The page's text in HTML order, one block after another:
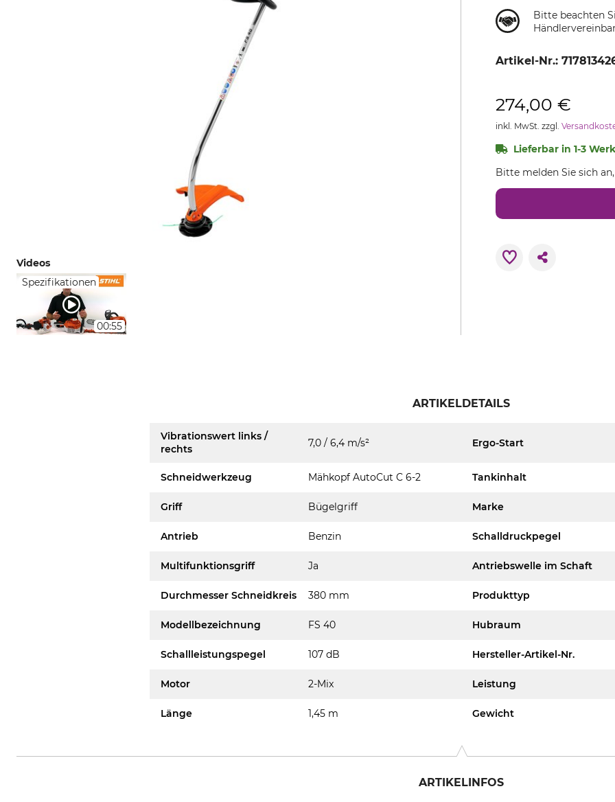
Videos
Spezifikationen
00:55
Bitte beachten
Artikel-Nr.:
274,00 €
inkl. MwSt. zzgl.
Lieferbar in 1-3
Bitte melden Sie sich
ARTIKELDETAILS
Vibrationswert links /
rechts
7,0 / 6,4 m/s² Ergo-Start
Schneidwerkzeug Mähkopf AutoCut C 6-2 Tankinhalt
Griff Bügelgriff Marke
Antrieb Benzin Schalldruckpegel
Multifunktionsgriff Ja Antriebswelle im Schaft
Durchmesser Schneidkreis 380 mm Produkttyp
Modellbezeichnung FS 40 Hubraum
Schallleistungspegel 107 dB Hersteller-Artikel-Nr.
Motor 2-Mix Leistung
Länge 1,45 m Gewicht
ARTIKELINFOS